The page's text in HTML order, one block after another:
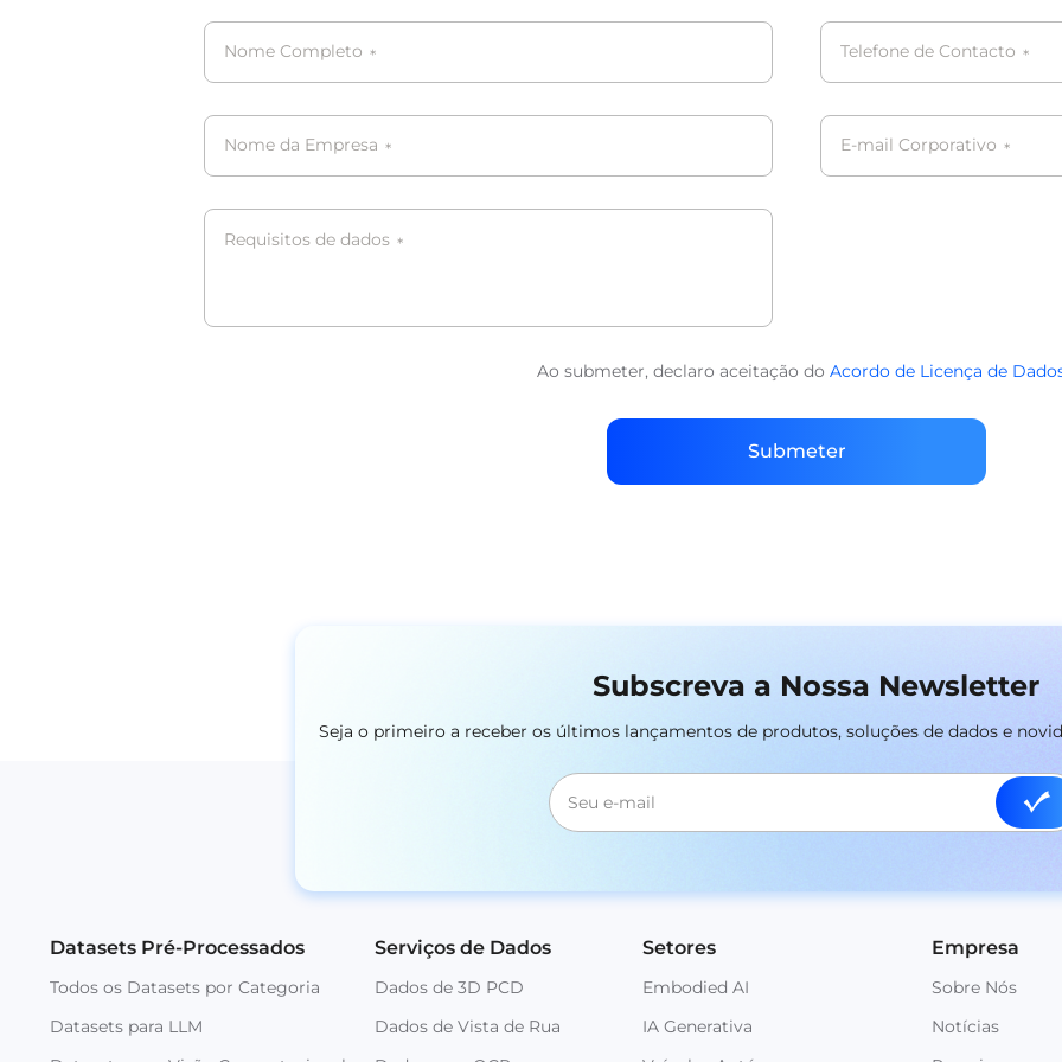
Nome Completo * Telefone de Contacto *
Nome da Empresa * E-mail Corporativo *
Requisitos de dados *
Ao submeter, declaro aceitação do Acordo de Licença de
Submeter
Subscreva a Nossa Newsletter
Seja o primeiro a receber os últimos lançamentos de produtos, soluções de dados e
Datasets Pré-Processados
Todos os Datasets por Categoria
Datasets para LLM
Serviços de Dados
Dados de 3D PCD
Dados de Vista de Rua
Setores
Embodied AI
IA Generativa
Empresa
Sobre Nós
Notícias